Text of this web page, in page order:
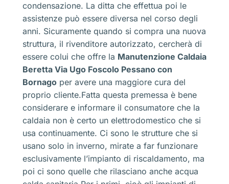
condensazione. La ditta che effettua poi le
assistenze può essere diversa nel corso degli
anni. Sicuramente quando si compra una nuova
struttura, il rivenditore autorizzato, cercherà di
essere colui che offre la Manutenzione Caldaia
Beretta Via Ugo Foscolo Pessano con
Bornago per avere una maggiore cura del
proprio cliente.Fatta questa premessa è bene
considerare e informare il consumatore che la
caldaia non è certo un elettrodomestico che si
usa continuamente. Ci sono le strutture che si
usano solo in inverno, mirate a far funzionare
esclusivamente l’impianto di riscaldamento, ma
poi ci sono quelle che rilasciano anche acqua